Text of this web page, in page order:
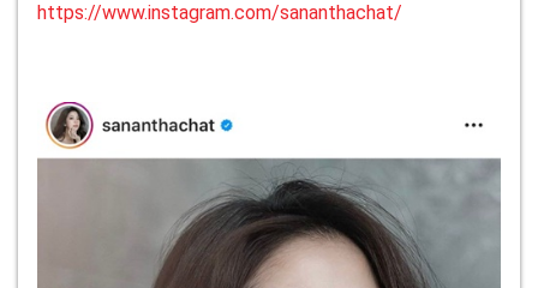
https://www.instagram.com/sananthachat/